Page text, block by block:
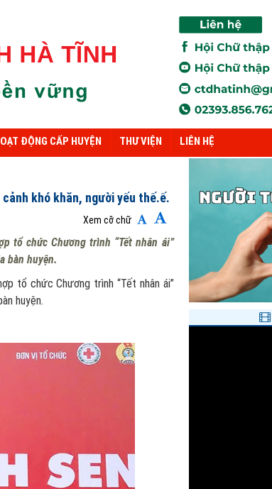
ĐỘNG CẤP HUYỆN THƯ VIỆN LIÊN HỆ
khó khăn, người yếu thế.ế.
Xem cỡ chữ
tổ chức Chương trình “Tết nhân ái”
bàn huyện.
tổ chức Chương trình “Tết nhân ái”
huyện.